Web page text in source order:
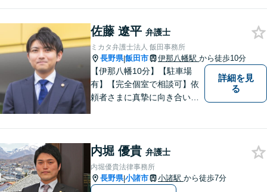
佐藤 遼平 弁護士
ミカタ弁護士法人 飯田事務所
長野県|飯田市 伊那八幡駅 から徒歩10分
【伊那八幡10分】【駐車場
有】【完全個室で相談可】依
頼者さまに真摯に向き合い、
は日本全国です。 遠方の方は
Web面談や電話でのご連絡が
可能です。
詳細を見
る
内堀 優貴 弁護士
内堀優貴法律事務所
長野県|小諸市 小諸駅 から徒歩7分